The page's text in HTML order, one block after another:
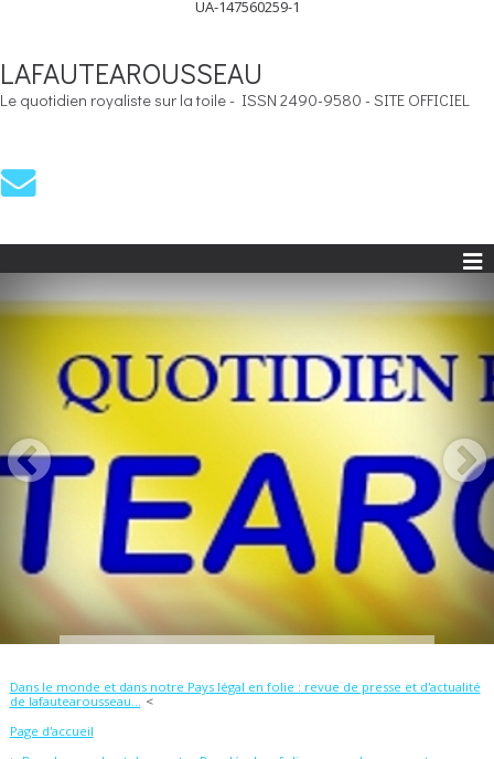
UA-147560259-1
LAFAUTEAROUSSEAU
Le quotidien royaliste sur la toile - ISSN 2490-9580 - SITE OFFICIEL
Dans le monde et dans notre Pays légal en folie : revue de presse et d'actualité
de lafautearousseau...
Page d'accueil